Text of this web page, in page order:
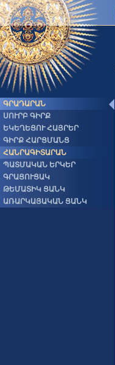
ԳՐԱԴԱՐԱՆ
ՍՈՒՐԲ ԳԻՐՔ
ԵԿԵՂԵՑՈՒ ՀԱՅՐԵՐ
ԳԻՐՔ ՀԱՐՑՄԱՆՑ
ՀԱՆՐԱԳԻՏԱՐԱՆ
ՊԱՏՄԱԿԱՆ ԵՐԿԵՐ
ԳՐԱՑՈՒՑԱԿ
ԹԵՄԱՏԻԿ ՑԱՆԿ
ԱՌԱՐԿԱՅԱԿԱՆ ՑԱՆԿ